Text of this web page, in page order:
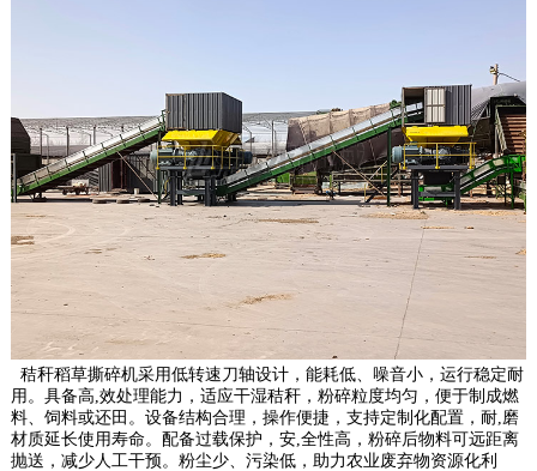
秸秆稻草撕碎机采用低转速刀轴设计，能耗低、噪音小，运行稳定耐
用。具备高,效处理能力，适应干湿秸秆，粉碎粒度均匀，便于制成燃
料、饲料或还田。设备结构合理，操作便捷，支持定制化配置，耐,磨
材质延长使用寿命。配备过载保护，安,全性高，粉碎后物料可远距离
抛送，减少人工干预。粉尘少、污染低，助力农业废弃物资源化利